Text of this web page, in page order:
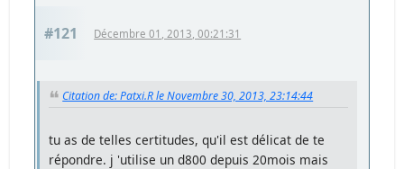
#121 Décembre 01, 2013, 00:21:31
Citation de: Patxi.R le Novembre 30, 2013, 23:14:44
tu as de telles certitudes, qu'il est délicat de te
répondre. j 'utilise un d800 depuis 20mois mais